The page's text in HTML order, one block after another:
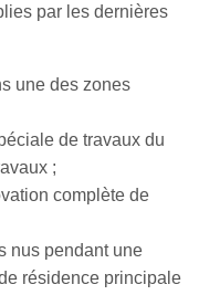
par les dernières
une des zones
de travaux du
;
complète de
nus pendant une
résidence principale